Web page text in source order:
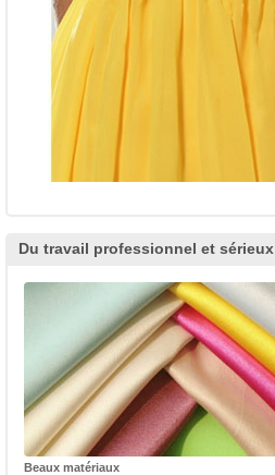
Du travail professionnel et sérieux
Beaux matériaux